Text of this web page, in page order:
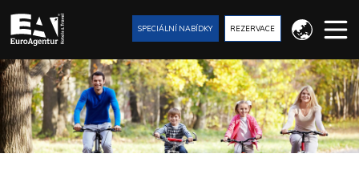
SPECIÁLNÍ NABÍDKY REZERVACE